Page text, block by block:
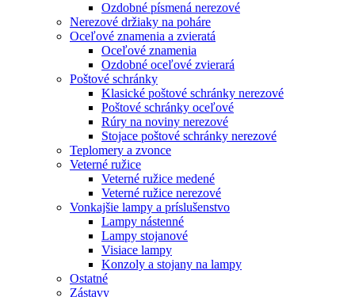
Ozdobné písmená nerezové
Nerezové držiaky na poháre
Oceľové znamenia a zvieratá
Oceľové znamenia
Ozdobné oceľové zvierará
Poštové schránky
Klasické poštové schránky nerezové
Poštové schránky oceľové
Rúry na noviny nerezové
Stojace poštové schránky nerezové
Teplomery a zvonce
Veterné ružice
Veterné ružice medené
Veterné ružice nerezové
Vonkajšie lampy a príslušenstvo
Lampy nástenné
Lampy stojanové
Visiace lampy
Konzoly a stojany na lampy
Ostatné
Zástavy